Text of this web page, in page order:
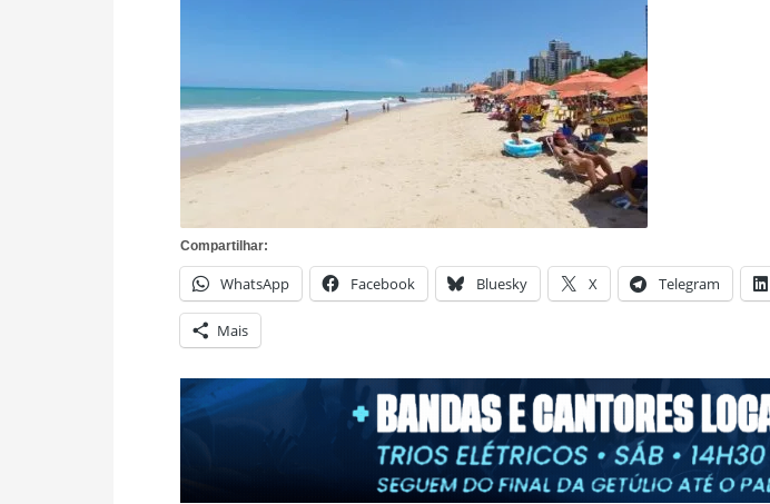
Compartilhar:
WhatsApp Facebook Bluesky X Telegram
Mais